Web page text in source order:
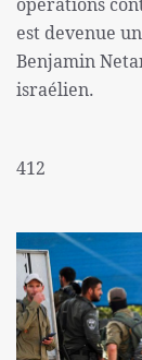
est devenue
Benjamin
israélien.
412